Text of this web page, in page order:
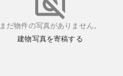
まだ物件の写真がありません。
建物写真を寄稿する